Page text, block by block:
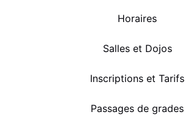
Horaires
Salles et Dojos
Inscriptions et Tarifs
Passages de grades